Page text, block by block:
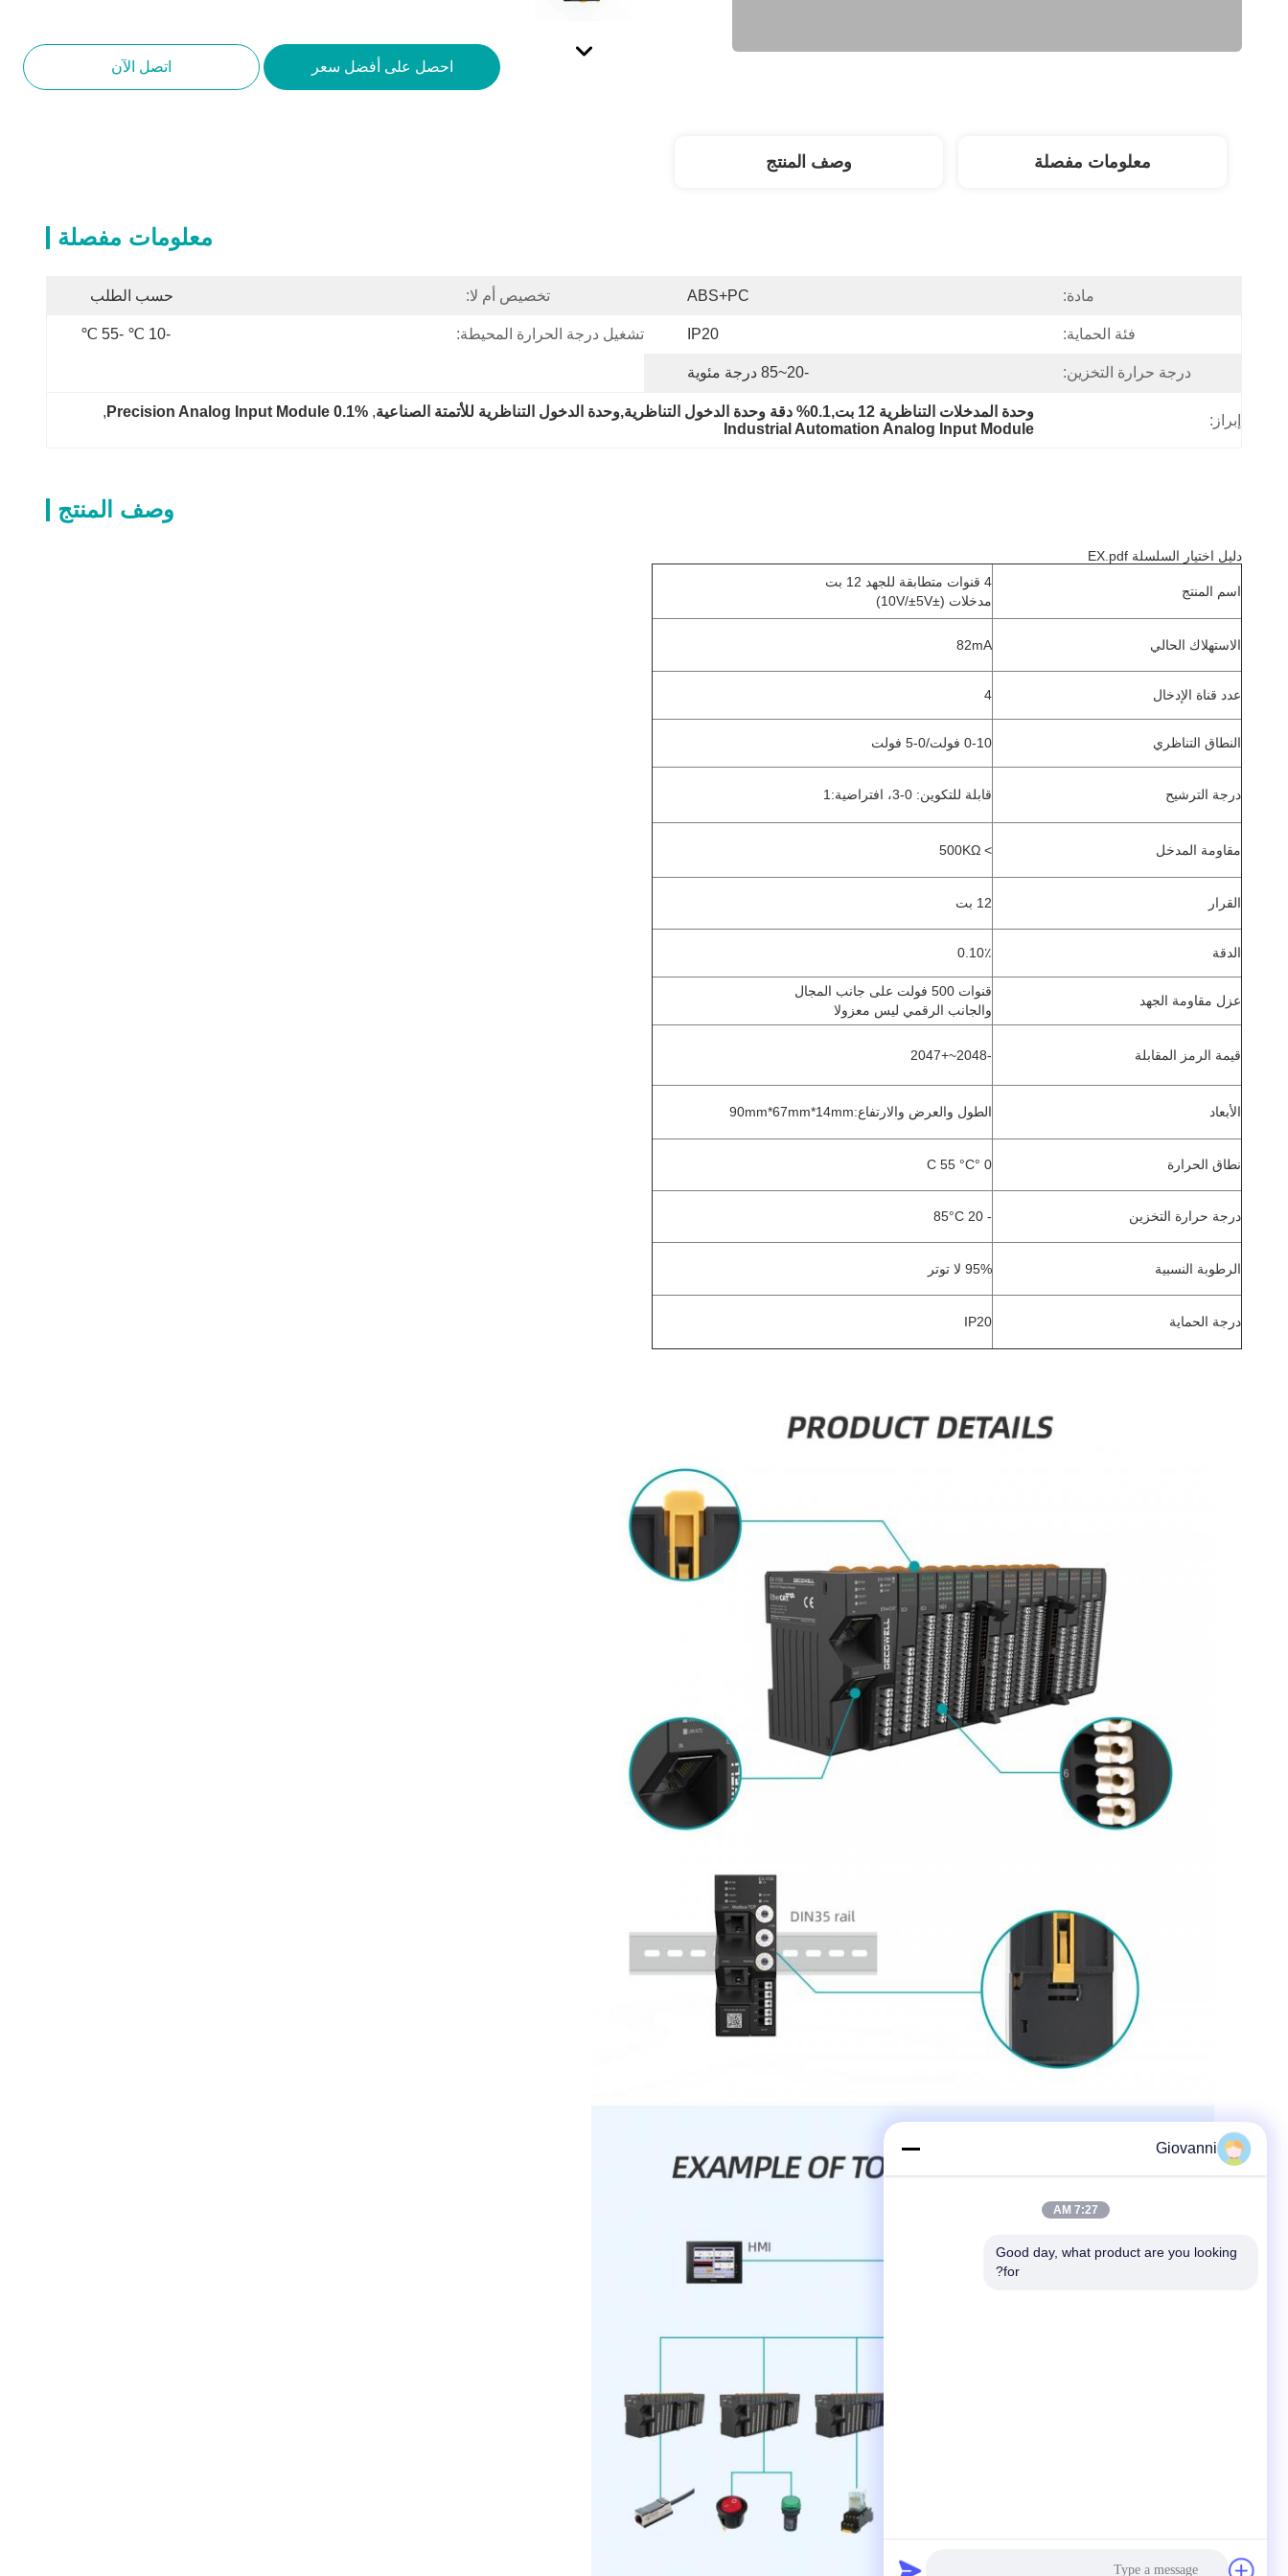
احصل على أفضل سعر اتصل الآن
معلومات مفصلة وصف المنتج
معلومات مفصلة
مادة: ABS+PC تخصيص أم لا: حسب الطلب
فئة الحماية: IP20 تشغيل درجة الحرارة المحيطة: -10 ℃ -55 ℃
درجة حرارة التخزين: -20~85 درجة مئوية
إبراز:
وحدة المدخلات التناظرية 12 بت,0.1% دقة وحدة الدخول التناظرية,وحدة الدخول التناظرية للأتمتة الصناعية ,
0.1% Precision Analog Input Module
,
Industrial Automation Analog Input Module
وصف المنتج
دليل اختيار السلسلة EX.pdf
اسم المنتج
4 قنوات متطابقة للجهد 12 بت
مدخلات (±10V/±5V)
الاستهلاك الحالي 82mA
عدد قناة الإدخال 4
النطاق التناظري 0-10 فولت/0-5 فولت
درجة الترشيح قابلة للتكوين: 0-3، افتراضية:1
مقاومة المدخل > 500KΩ
القرار 12 بت
الدقة 0.10٪
عزل مقاومة الجهد
قنوات 500 فولت على جانب المجال
والجانب الرقمي ليس معزولا
قيمة الرمز المقابلة -2048~+2047
الأبعاد الطول والعرض والارتفاع:90mm*67mm*14mm
نطاق الحرارة 0 °C 55 °C
درجة حرارة التخزين - 20 85°C
الرطوبة النسبية 95% لا توتر
درجة الحماية IP20
Giovanni
7:27 AM
Good day, what product are you looking
for?